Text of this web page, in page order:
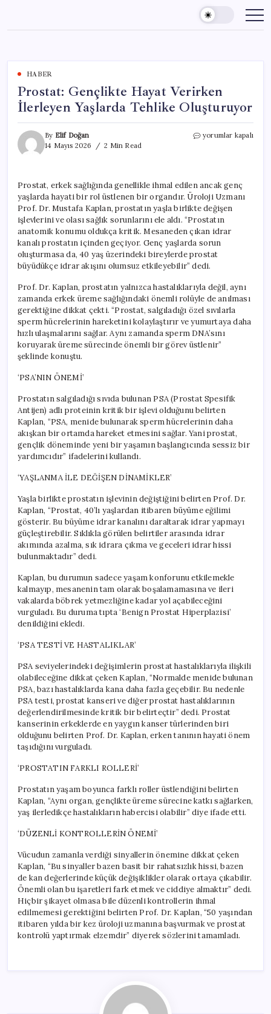
content
HABER
Prostat: Gençlikte Hayat Verirken
İlerleyen Yaşlarda Tehlike Oluşturuyor
By Elif Doğan
14 Mayıs 2026
2 Min Read
Prostat:
Yaşlarda
Tehlike
Oluşturuyor
için
yorumlar kapalı
Prostat, erkek sağlığında genellikle ihmal edilen ancak genç
yaşlarda hayati bir rol üstlenen bir organdır. Üroloji Uzmanı
Prof. Dr. Mustafa Kaplan, prostatın yaşla birlikte değişen
işlevlerini ve olası sağlık sorunlarını ele aldı. “Prostatın
anatomik konumu oldukça kritik. Mesaneden çıkan idrar
kanalı prostatın içinden geçiyor. Genç yaşlarda sorun
oluşturmasa da, 40 yaş üzerindeki bireylerde prostat
büyüdükçe idrar akışını olumsuz etkileyebilir” dedi.
Prof. Dr. Kaplan, prostatın yalnızca hastalıklarıyla değil, aynı
zamanda erkek üreme sağlığındaki önemli rolüyle de anılması
gerektiğine dikkat çekti. “Prostat, salgıladığı özel sıvılarla
sperm hücrelerinin hareketini kolaylaştırır ve yumurtaya daha
hızlı ulaşmalarını sağlar. Aynı zamanda sperm DNA’sını
koruyarak üreme sürecinde önemli bir görev üstlenir”
şeklinde konuştu.
‘PSA’NIN ÖNEMİ’
Prostatın salgıladığı sıvıda bulunan PSA (Prostat Spesifik
Antijen) adlı proteinin kritik bir işlevi olduğunu belirten
Kaplan, “PSA, menide bulunarak sperm hücrelerinin daha
akışkan bir ortamda hareket etmesini sağlar. Yani prostat,
gençlik döneminde yeni bir yaşamın başlangıcında sessiz bir
yardımcıdır” ifadelerini kullandı.
‘YAŞLANMA İLE DEĞİŞEN DİNAMİKLER’
Yaşla birlikte prostatın işlevinin değiştiğini belirten Prof. Dr.
Kaplan, “Prostat, 40’lı yaşlardan itibaren büyüme eğilimi
gösterir. Bu büyüme idrar kanalını daraltarak idrar yapmayı
güçleştirebilir. Sıklıkla görülen belirtiler arasında idrar
akımında azalma, sık idrara çıkma ve geceleri idrar hissi
bulunmaktadır” dedi.
Kaplan, bu durumun sadece yaşam konforunu etkilemekle
kalmayıp, mesanenin tam olarak boşalamamasına ve ileri
vakalarda böbrek yetmezliğine kadar yol açabileceğini
vurguladı. Bu duruma tıpta ‘Benign Prostat Hiperplazisi’
denildiğini ekledi.
‘PSA TESTİ VE HASTALIKLAR’
PSA seviyelerindeki değişimlerin prostat hastalıklarıyla ilişkili
olabileceğine dikkat çeken Kaplan, “Normalde menide bulunan
PSA, bazı hastalıklarda kana daha fazla geçebilir. Bu nedenle
PSA testi, prostat kanseri ve diğer prostat hastalıklarının
değerlendirilmesinde kritik bir belirteçtir” dedi. Prostat
kanserinin erkeklerde en yaygın kanser türlerinden biri
olduğunu belirten Prof. Dr. Kaplan, erken tanının hayati önem
taşıdığını vurguladı.
‘PROSTATIN FARKLI ROLLERİ’
Prostatın yaşam boyunca farklı roller üstlendiğini belirten
Kaplan, “Aynı organ, gençlikte üreme sürecine katkı sağlarken,
yaş ilerledikçe hastalıkların habercisi olabilir” diye ifade etti.
‘DÜZENLİ KONTROLLERİN ÖNEMİ’
Vücudun zamanla verdiği sinyallerin önemine dikkat çeken
Kaplan, “Bu sinyaller bazen basit bir rahatsızlık hissi, bazen
de kan değerlerinde küçük değişiklikler olarak ortaya çıkabilir.
Önemli olan bu işaretleri fark etmek ve ciddiye almaktır” dedi.
Hiçbir şikayet olmasa bile düzenli kontrollerin ihmal
edilmemesi gerektiğini belirten Prof. Dr. Kaplan, “50 yaşından
itibaren yılda bir kez üroloji uzmanına başvurmak ve prostat
kontrolü yaptırmak elzemdir” diyerek sözlerini tamamladı.